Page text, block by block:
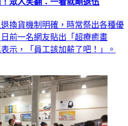
換貨機制明確，時常祭出各種優
前一名網友貼出「超療癒畫
示，「員工該加薪了吧！」。